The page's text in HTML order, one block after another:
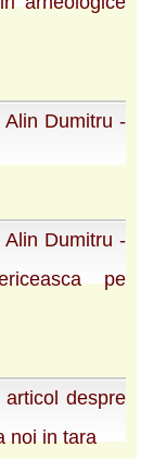
Dumitru -
Dumitru -
pe
despre
noi in tara